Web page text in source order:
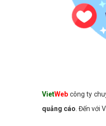
VietWeb công ty
quảng cáo. Đến với